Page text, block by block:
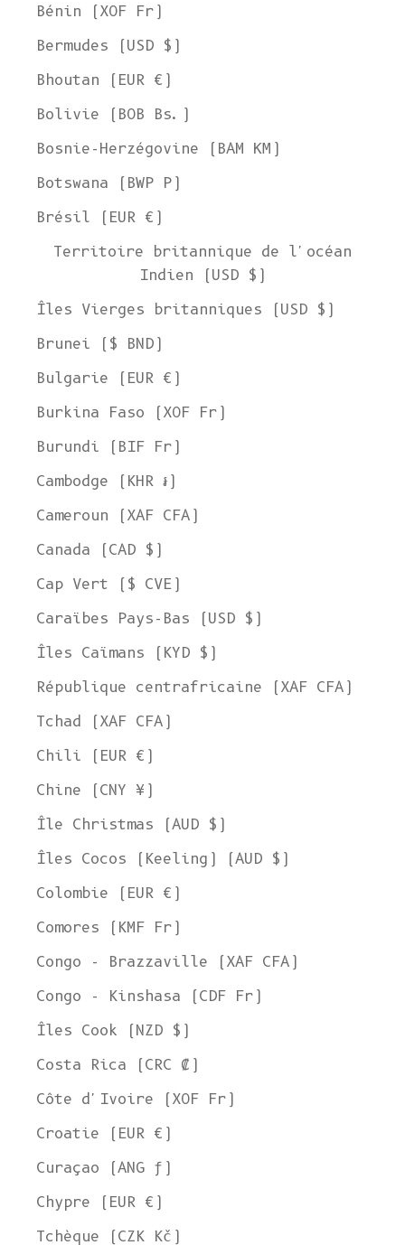
Bénin (XOF Fr)
Bermudes (USD $)
Bhoutan (EUR €)
Bolivie (BOB Bs.)
Bosnie-Herzégovine (BAM КМ)
Botswana (BWP P)
Brésil (EUR €)
Territoire britannique de l'océan
Indien (USD $)
Îles Vierges britanniques (USD $)
Brunei ($ BND)
Bulgarie (EUR €)
Burkina Faso (XOF Fr)
Burundi (BIF Fr)
Cambodge (KHR ៛)
Cameroun (XAF CFA)
Canada (CAD $)
Cap Vert ($ CVE)
Caraïbes Pays-Bas (USD $)
Îles Caïmans (KYD $)
République centrafricaine (XAF CFA)
Tchad (XAF CFA)
Chili (EUR €)
Chine (CNY ¥)
Île Christmas (AUD $)
Îles Cocos (Keeling) (AUD $)
Colombie (EUR €)
Comores (KMF Fr)
Congo - Brazzaville (XAF CFA)
Congo - Kinshasa (CDF Fr)
Îles Cook (NZD $)
Costa Rica (CRC ₡)
Côte d'Ivoire (XOF Fr)
Croatie (EUR €)
Curaçao (ANG ƒ)
Chypre (EUR €)
Tchèque (CZK Kč)